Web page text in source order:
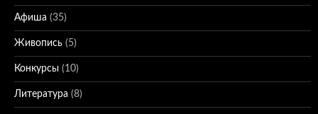
Афиша (35)
Живопись (5)
Конкурсы (10)
Литература (8)